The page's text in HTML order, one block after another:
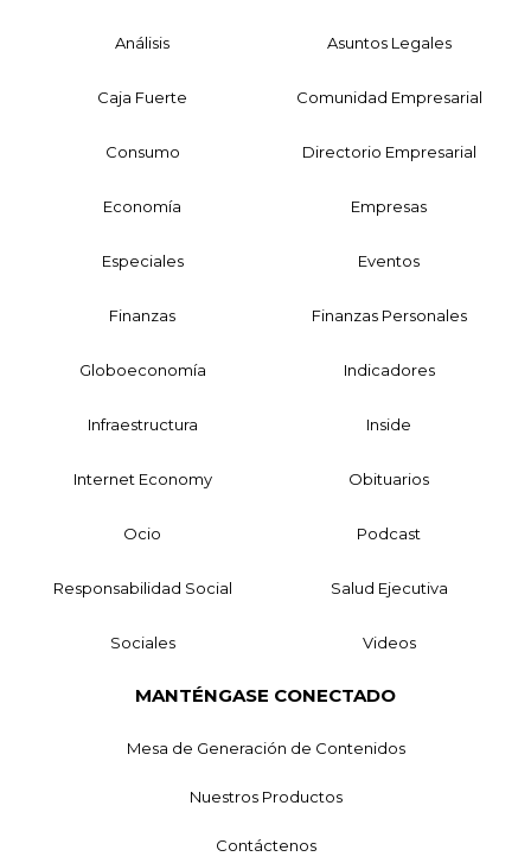
Análisis Asuntos Legales
Caja Fuerte Comunidad Empresarial
Consumo Directorio Empresarial
Economía Empresas
Especiales Eventos
Finanzas Finanzas Personales
Globoeconomía Indicadores
Infraestructura Inside
Internet Economy Obituarios
Ocio Podcast
Responsabilidad Social Salud Ejecutiva
Sociales Videos
MANTÉNGASE CONECTADO
Mesa de Generación de Contenidos
Nuestros Productos
Contáctenos